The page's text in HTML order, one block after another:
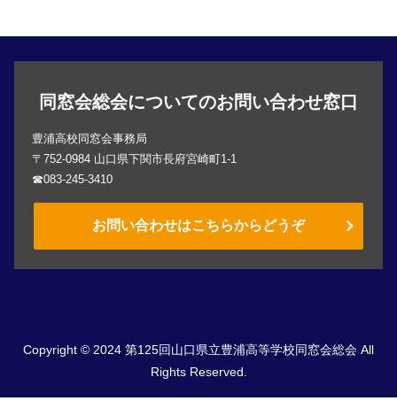
同窓会総会についてのお問い合わせ窓口
豊浦高校同窓会事務局
〒752-0984 山口県下関市長府宮崎町1-1
☎083-245-3410
お問い合わせはこちらからどうぞ
Copyright © 2024 第125回山口県立豊浦高等学校同窓会総会 All
Rights Reserved.